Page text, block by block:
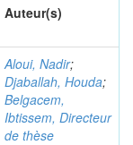
Auteur(s)
Aloui, Nadir;
Djaballah, Houda;
Belgacem,
Ibtissem, Directeur
de thèse